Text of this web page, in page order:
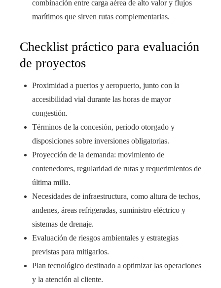
combinación entre carga aérea de alto valor y flujos
marítimos que sirven rutas complementarias.
Checklist práctico para evaluación
de proyectos
Proximidad a puertos y aeropuerto, junto con la
accesibilidad vial durante las horas de mayor
congestión.
Términos de la concesión, periodo otorgado y
disposiciones sobre inversiones obligatorias.
Proyección de la demanda: movimiento de
contenedores, regularidad de rutas y requerimientos de
última milla.
Necesidades de infraestructura, como altura de techos,
andenes, áreas refrigeradas, suministro eléctrico y
sistemas de drenaje.
Evaluación de riesgos ambientales y estrategias
previstas para mitigarlos.
Plan tecnológico destinado a optimizar las operaciones
y la atención al cliente.